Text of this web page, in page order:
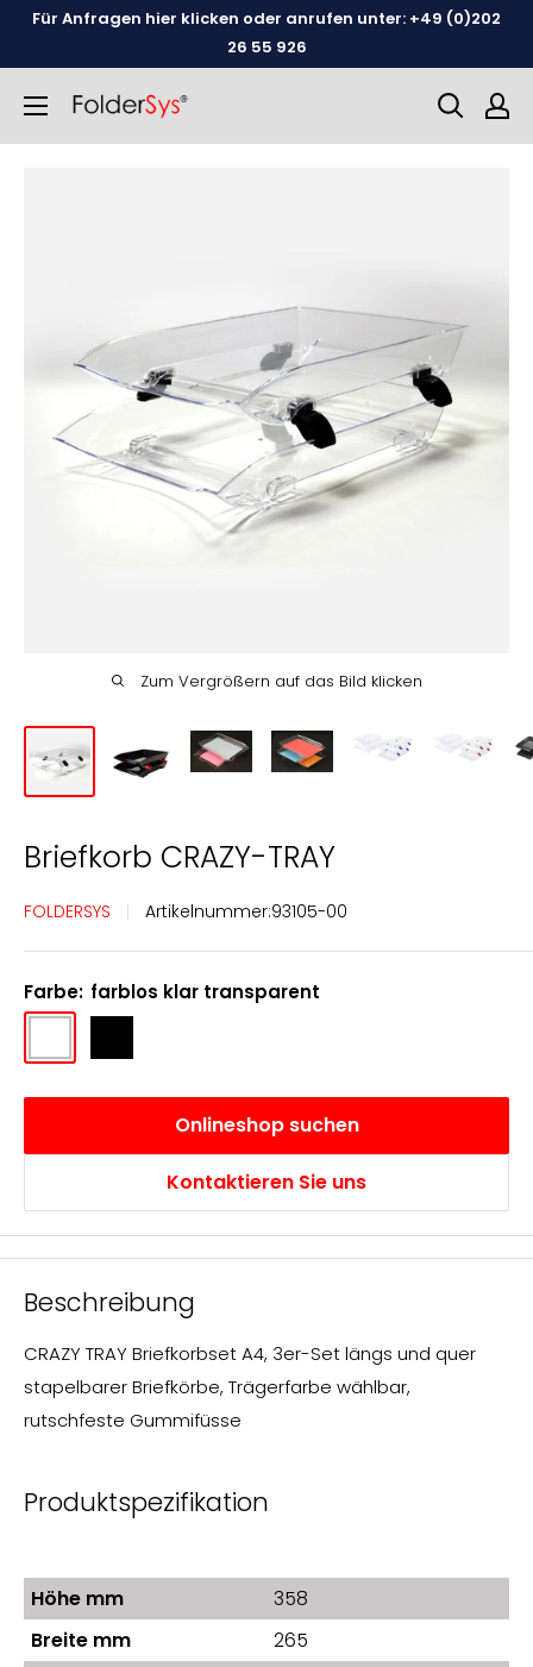
WeiterFür Anfragen hier klicken oder anrufen unter: +49 (0)202
26 55 926
Zum Vergrößern auf das Bild klicken
Briefkorb CRAZY-TRAY
FOLDERSYS Artikelnummer:93105-00
Farbe: farblos klar transparent
klar
transparent
Onlineshop suchen
Kontaktieren Sie uns
Beschreibung
CRAZY TRAY Briefkorbset A4, 3er-Set längs und quer
stapelbarer Briefkörbe, Trägerfarbe wählbar,
rutschfeste Gummifüsse
Produktspezifikation
Höhe mm
358
Breite mm
265